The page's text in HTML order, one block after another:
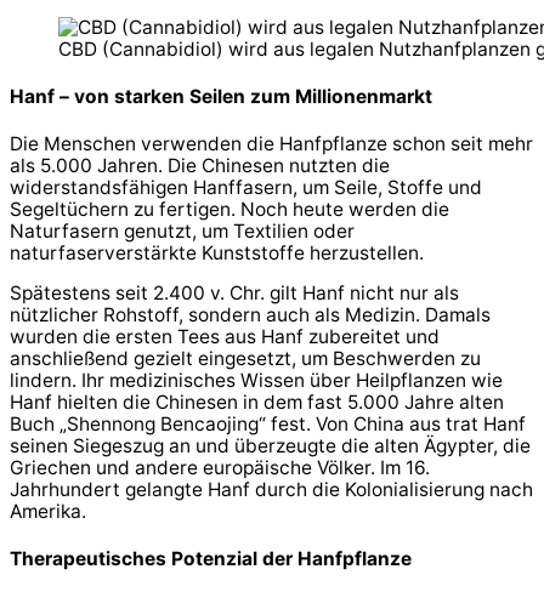
CBD (Cannabidiol) wird aus legalen Nutzhanfplanzen
Hanf – von starken Seilen zum Millionenmarkt
Die Menschen verwenden die Hanfpflanze schon seit mehr
als 5.000 Jahren. Die Chinesen nutzten die
widerstandsfähigen Hanffasern, um Seile, Stoffe und
Segeltüchern zu fertigen. Noch heute werden die
Naturfasern genutzt, um Textilien oder
naturfaserverstärkte Kunststoffe herzustellen.
Spätestens seit 2.400 v. Chr. gilt Hanf nicht nur als
nützlicher Rohstoff, sondern auch als Medizin. Damals
wurden die ersten Tees aus Hanf zubereitet und
anschließend gezielt eingesetzt, um Beschwerden zu
lindern. Ihr medizinisches Wissen über Heilpflanzen wie
Hanf hielten die Chinesen in dem fast 5.000 Jahre alten
Buch „Shennong Bencaojing“ fest. Von China aus trat Hanf
seinen Siegeszug an und überzeugte die alten Ägypter, die
Griechen und andere europäische Völker. Im 16.
Jahrhundert gelangte Hanf durch die Kolonialisierung nach
Amerika.
Therapeutisches Potenzial der Hanfpflanze